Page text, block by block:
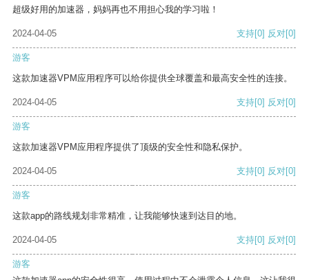
超级好用的加速器，妈妈再也不用担心我的学习啦！
2024-04-05 支持[0] 反对[0]
游客
这款加速器VPM应用程序可以给你提供全球覆盖和最高安全性的连接。
2024-04-05 支持[0] 反对[0]
游客
这款加速器VPM应用程序提供了顶级的安全性和隐私保护。
2024-04-05 支持[0] 反对[0]
游客
这款app的路线规划非常精准，让我能够快速到达目的地。
2024-04-05 支持[0] 反对[0]
游客